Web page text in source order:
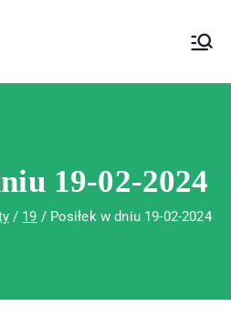
Szpital Specjalistyczny im.
Czerwonej Górze
19-02-2024
19 Posiłek w dniu 19-02-2024